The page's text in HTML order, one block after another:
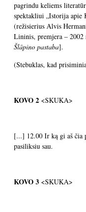
pagrindu keliems
spektakliui „Istorija apie
(režisierius Alvis
Lininis, premjera –
Šlāpino pastaba].
(Stebuklas, kad
KOVO 2 <SKUKA>
[...] 12.00 Ir ką gi aš čia
pasiliksiu sau.
KOVO 3 <SKUKA>